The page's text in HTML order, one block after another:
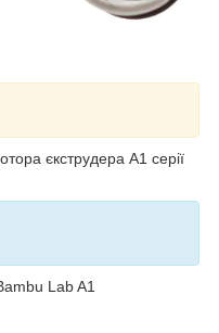
єкструдера A1 серії
Lab A1